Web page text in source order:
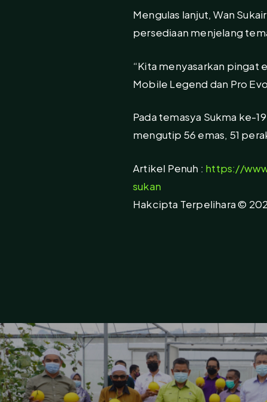
Mengulas lanjut, Wan
persediaan menjelang
“Kita menyasarkan pingat
Mobile Legend dan Pro
Pada temasya Sukma ke-
mengutip 56 emas, 51
Artikel Penuh : https://
sukan
Hakcipta Terpelihara ©